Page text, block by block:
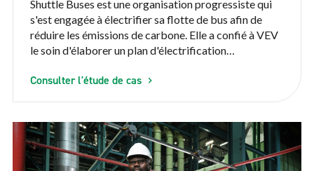
Shuttle Buses est une organisation progressiste qui
s'est engagée à électrifier sa flotte de bus afin de
réduire les émissions de carbone. Elle a confié à VEV
le soin d'élaborer un plan d'électrification
intelligente de l'énergie afin de tenir compte des
Consulter l'étude de cas